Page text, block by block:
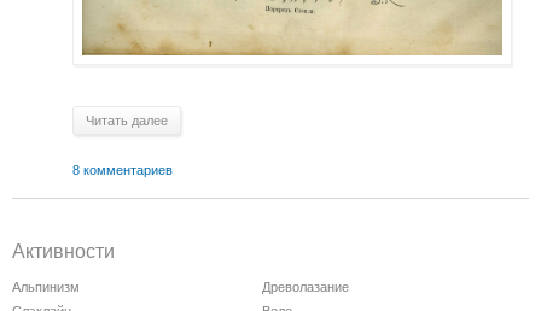
Читать далее
8 комментариев
Активности
Альпинизм
Древолазание